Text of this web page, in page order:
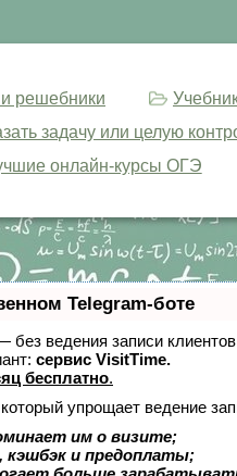
решебники
задачу или целую
онлайн-курсы ОГЭ
Telegram-боте
без ведения записи
сервис VisitTime.
бесплатно.
упрощает ведение
им о визите;
кэшбэк и предоплаты;